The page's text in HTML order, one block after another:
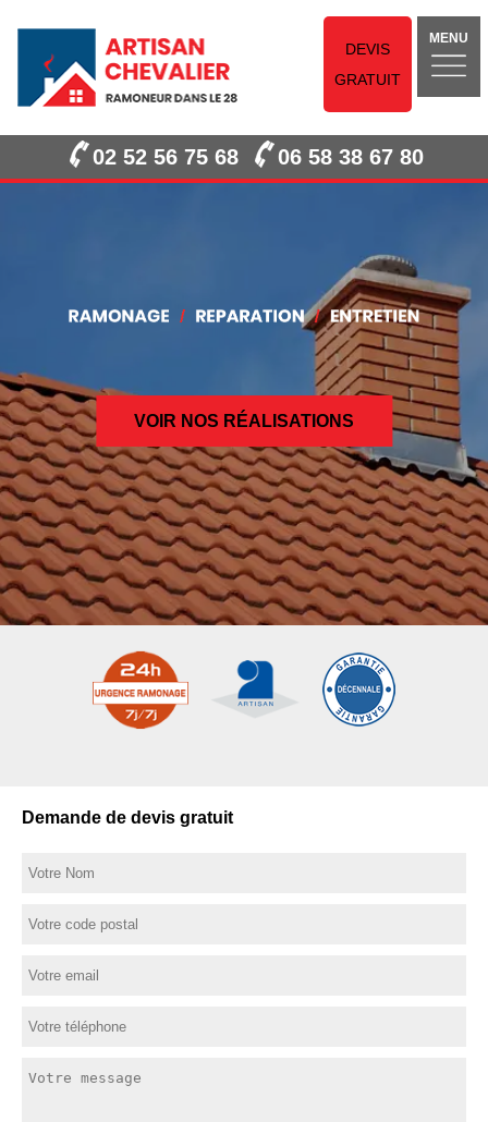
DEVIS
GRATUIT
MENU
02 52 56 75 68 06 58 38 67 80
VOIR NOS RÉALISATIONS
Demande de devis gratuit